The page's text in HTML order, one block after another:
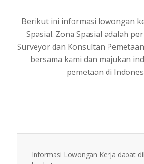
Berikut ini informasi lowongan
Spasial. Zona Spasial adalah
Surveyor dan Konsultan
bersama kami dan majukan
pemetaan di
Informasi Lowongan Kerja dapat